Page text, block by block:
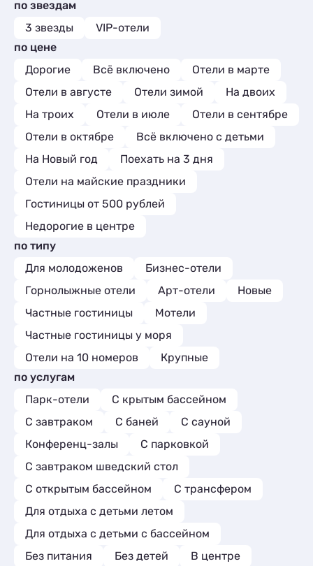
Апартаменты
Мини-отели 6
Пансионаты
Мини-отели
Пансионаты 1
Квартиры посуточно
Апартаменты 3
Мини-отели
по звездам
3 звезды
VIP-отели
по цене
Дорогие
Всё включено
Отели в марте
Отели в августе
Отели зимой
На двоих
На троих
Отели в июле
Отели в сентябре
Отели в октябре
Всё включено с детьми
На Новый год
Поехать на 3 дня
Отели на майские праздники
Гостиницы от 500 рублей
Недорогие в центре
по типу
Для молодоженов
Бизнес-отели
Горнолыжные отели
Арт-отели
Новые
Частные гостиницы
Мотели
Частные гостиницы у моря
Отели на 10 номеров
Крупные
по услугам
Парк-отели
С крытым бассейном
С завтраком
С баней
С сауной
Конференц-залы
С парковкой
С завтраком шведский стол
С открытым бассейном
С трансфером
Для отдыха с детьми летом
Для отдыха с детьми с бассейном
Без питания
Без детей
В центре